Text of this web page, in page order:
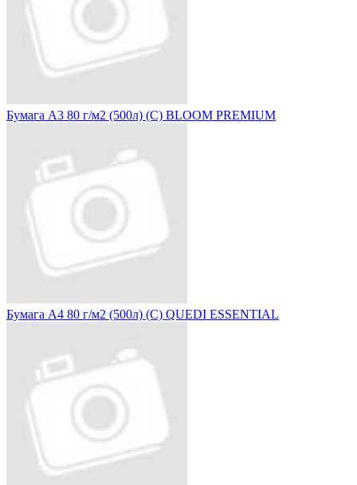
Бумага А3 80 г/м2 (500л) (С) BLOOM PREMIUM
Бумага А4 80 г/м2 (500л) (С) QUEDI ESSENTIAL